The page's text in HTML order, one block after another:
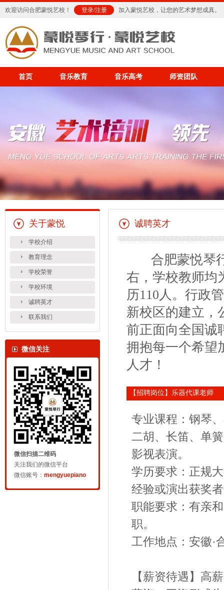
欢迎访问合肥蒙悦艺校！ 登录/注册 加入蒙悦艺校，让您的艺术梦想成真。
首页 音乐教育 音乐高考 师资团队
关于蒙悦
学校介绍
教育理念
学校荣誉
学校环境
诚聘英才
联系我们
微信关注
微信扫描二维码
关注我们的微信平台
微信账号： mengyuepiano
诚聘英才
合肥蒙悦琴行
右，学校教师均
历110人。行政
新校区的建立，
前正面向全国诚
拥抱每一个希望
人才！
【招聘岗位】乐器代课老师
专业课程：钢琴
二胡、长笛、单
影视表演。
学历要求：正规
经验或演出获奖
职能要求：有亲
职。
工作地点：安徽·
【薪资待遇】高